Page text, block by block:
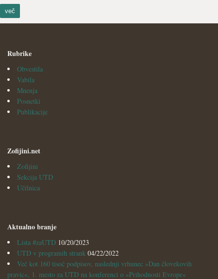
več
Rubrike
Obvestila
Vabila
Mnenja
Posnetki
Publikacije
Zofijini.net
Zofijini
Sekcija UTD
Učilnica
Aktualno branje
Lista #zaUTD 10/20/2023
UTD v programih strank 04/22/2022
Več kot 160 tisoč podpisov, naslednji vrhunec »Dan človekovih
pravic«, 1. mesto za UTD na konferenci o »Prihodnosti Evrope«